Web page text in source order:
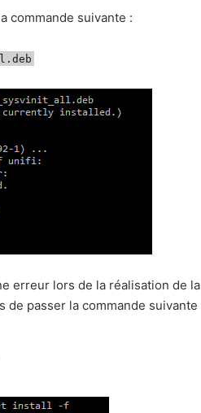
commande suivante :
erreur lors de la réalisation de la
de passer la commande suivante